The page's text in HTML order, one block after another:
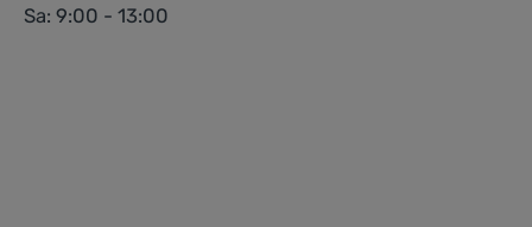
Sa: 9:00 - 13:00